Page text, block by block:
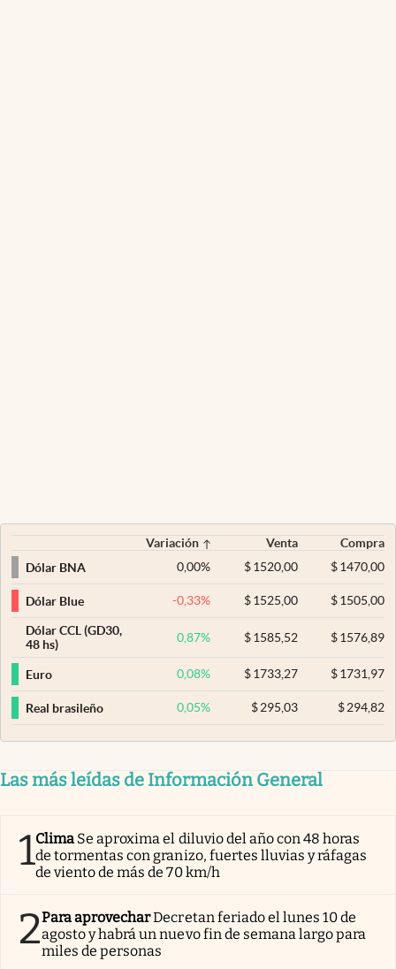
Variación Venta
Compra
Dólar BNA
0,00% $ 1520,00 $1470,00
Dólar Blue -0,33% $ 1525,00 $1505,00
Dólar CCL (GD30,
48 hs)
0,87% $ 1585,52 $1576,89
Euro 0,08% $ 1733,27 $1731,97
Real brasileño 0,05% $295,03 $294,82
Las más leídas de Información General
1Clima Se aproxima el diluvio del año con 48 horas
de tormentas con granizo, fuertes lluvias y ráfagas
de viento de más de 70 km/h
2Para aprovecharDecretan feriado el lunes 10 de
agosto y habrá un nuevo fin de semana largo para
miles de personas